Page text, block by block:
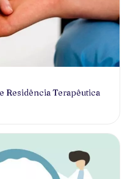
Residência Terapêutica